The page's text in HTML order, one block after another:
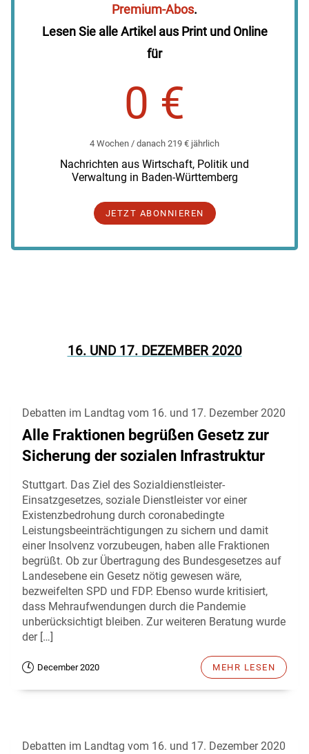
Premium-Abos.
Lesen Sie alle Artikel aus Print und Online
für
0 €
4 Wochen / danach 219 € jährlich
Nachrichten aus Wirtschaft, Politik und
Verwaltung in Baden-Württemberg
JETZT ABONNIEREN
16. UND 17. DEZEMBER 2020
Debatten im Landtag vom 16. und 17. Dezember 2020
Alle Fraktionen begrüßen Gesetz zur
Sicherung der sozialen Infrastruktur
Stuttgart. Das Ziel des Sozialdienstleister-
Einsatzgesetzes, soziale Dienstleister vor einer
Existenzbedrohung durch coronabedingte
Leistungsbeeinträchtigungen zu sichern und damit
einer Insolvenz vorzubeugen, haben alle Fraktionen
begrüßt. Ob zur Übertragung des Bundesgesetzes auf
Landesebene ein Gesetz nötig gewesen wäre,
bezweifelten SPD und FDP. Ebenso wurde kritisiert,
dass Mehraufwendungen durch die Pandemie
unberücksichtigt bleiben. Zur weiteren Beratung wurde
der […]
December 2020 MEHR LESEN
Debatten im Landtag vom 16. und 17. Dezember 2020